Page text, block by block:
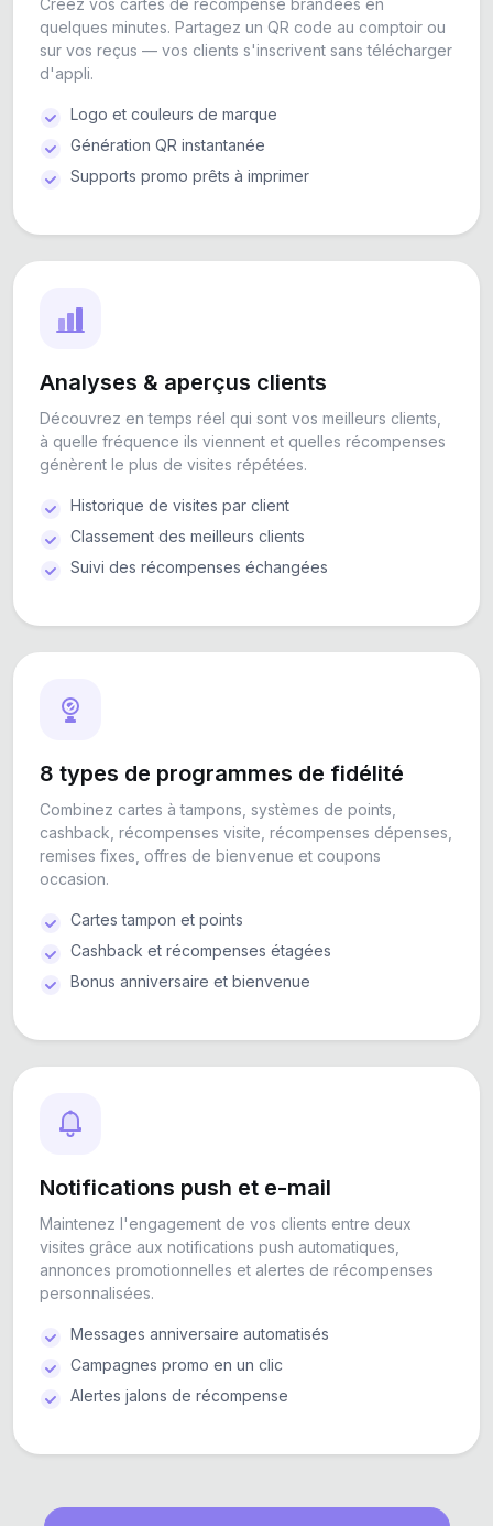
Créez vos cartes de récompense brandées en
quelques minutes. Partagez un QR code au comptoir ou
sur vos reçus — vos clients s'inscrivent sans télécharger
d'appli.
Logo et couleurs de marque
Génération QR instantanée
Supports promo prêts à imprimer
Analyses & aperçus clients
Découvrez en temps réel qui sont vos meilleurs clients,
à quelle fréquence ils viennent et quelles récompenses
génèrent le plus de visites répétées.
Historique de visites par client
Classement des meilleurs clients
Suivi des récompenses échangées
8 types de programmes de fidélité
Combinez cartes à tampons, systèmes de points,
cashback, récompenses visite, récompenses dépenses,
remises fixes, offres de bienvenue et coupons
occasion.
Cartes tampon et points
Cashback et récompenses étagées
Bonus anniversaire et bienvenue
Notifications push et e-mail
Maintenez l'engagement de vos clients entre deux
visites grâce aux notifications push automatiques,
annonces promotionnelles et alertes de récompenses
personnalisées.
Messages anniversaire automatisés
Campagnes promo en un clic
Alertes jalons de récompense